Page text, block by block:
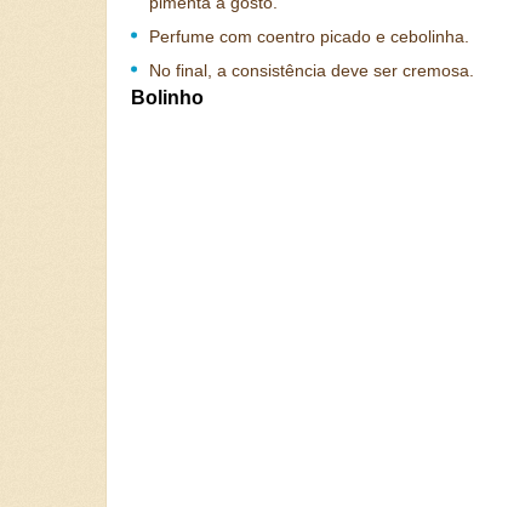
Perfume com coentro picado e cebolinha.
No final, a consistência deve ser cremosa.
Bolinho